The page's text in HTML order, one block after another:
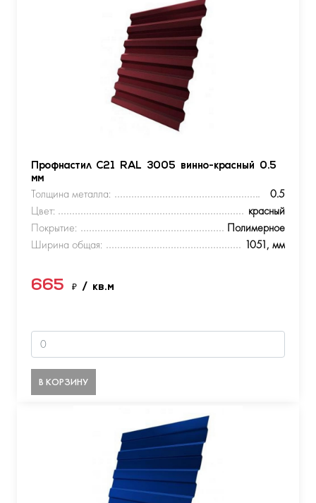
Профнастил С21 RAL 3005 винно-красный 0.5
мм
Толщина металла:
0.5
Цвет:
красный
Покрытие:
Полимерное
Ширина общая:
1051, мм
665 ₽ / кв.м
В КОРЗИНУ